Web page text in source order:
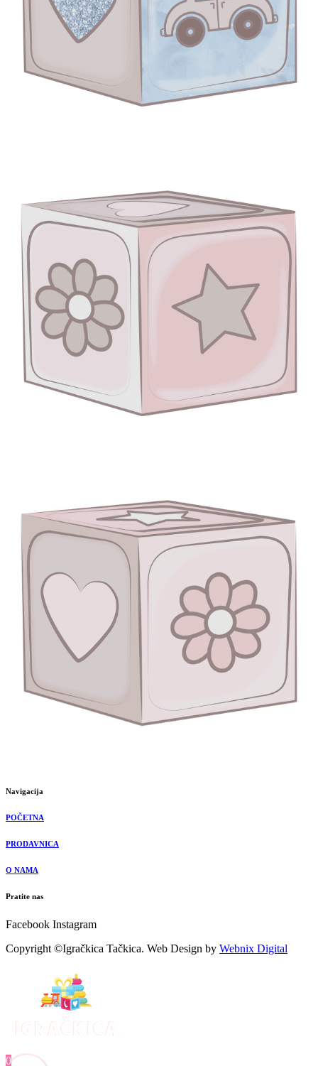
Navigacija
POČETNA
PRODAVNICA
O NAMA
Pratite nas
Facebook Instagram
Copyright ©Igračkica Tačkica. Web Design by Webnix Digital
0